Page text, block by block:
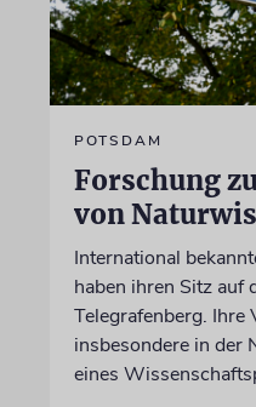
POTSDAM
Forschung
von
International
haben ihren Sitz auf
Telegrafenberg. Ihre
insbesondere in der
eines